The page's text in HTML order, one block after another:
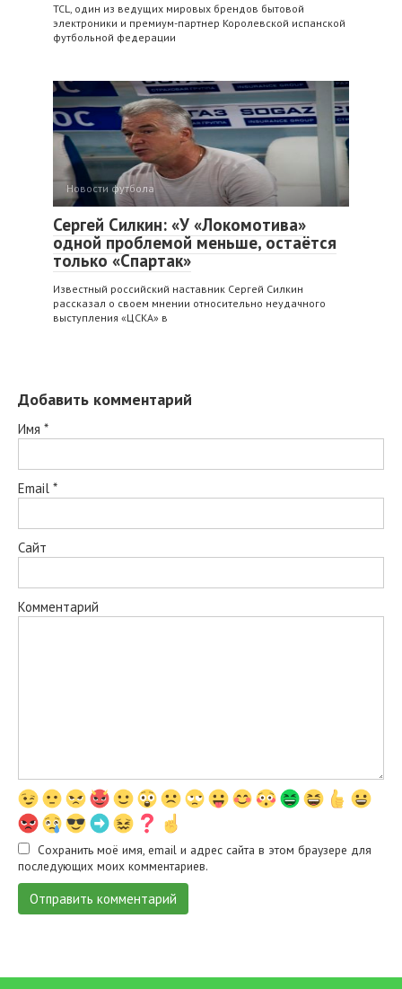
TCL, один из ведущих мировых брендов бытовой
электроники и премиум-партнер Королевской испанской
футбольной федерации
Новости футбола
Сергей Силкин: «У «Локомотива»
одной проблемой меньше, остаётся
только «Спартак»
Известный российский наставник Сергей Силкин
рассказал о своем мнении относительно неудачного
выступления «ЦСКА» в
Добавить комментарий
Имя *
Email *
Сайт
Комментарий
Сохранить моё имя, email и адрес сайта в этом браузере для
последующих моих комментариев.